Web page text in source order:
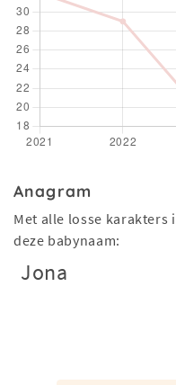
Anagram
Met alle losse karakters
deze babynaam:
Jona